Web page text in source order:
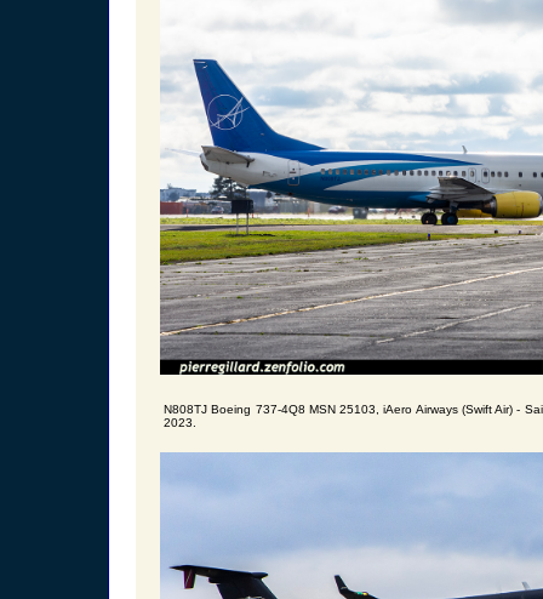
N808TJ Boeing 737-4Q8 MSN 25103, iAero Airways (Swift Air) -
2023.